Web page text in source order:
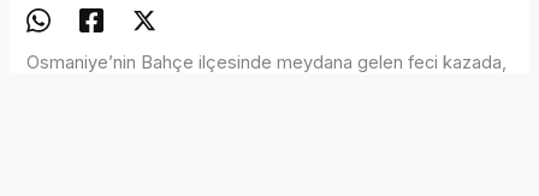
Osmaniye’nin Bahçe ilçesinde meydana gelen feci kazada,